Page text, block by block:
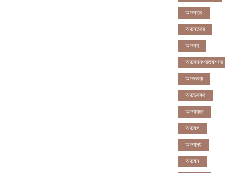
অভনতর
অভনতরর
অভনব
অভবসনপরতযশদর
অভভবক
অভভবকর
অভযকত
অভযগ
অভযদয়
অভযন